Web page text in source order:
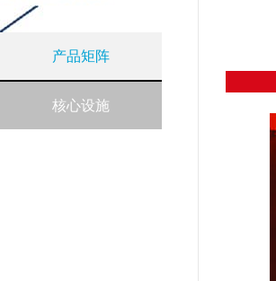
产品矩阵
核心设施